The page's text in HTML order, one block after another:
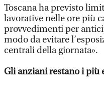
Toscana ha previsto
lavorative nelle ore più
provvedimenti per
modo da evitare
centrali della giornata».
Gli anziani restano i più